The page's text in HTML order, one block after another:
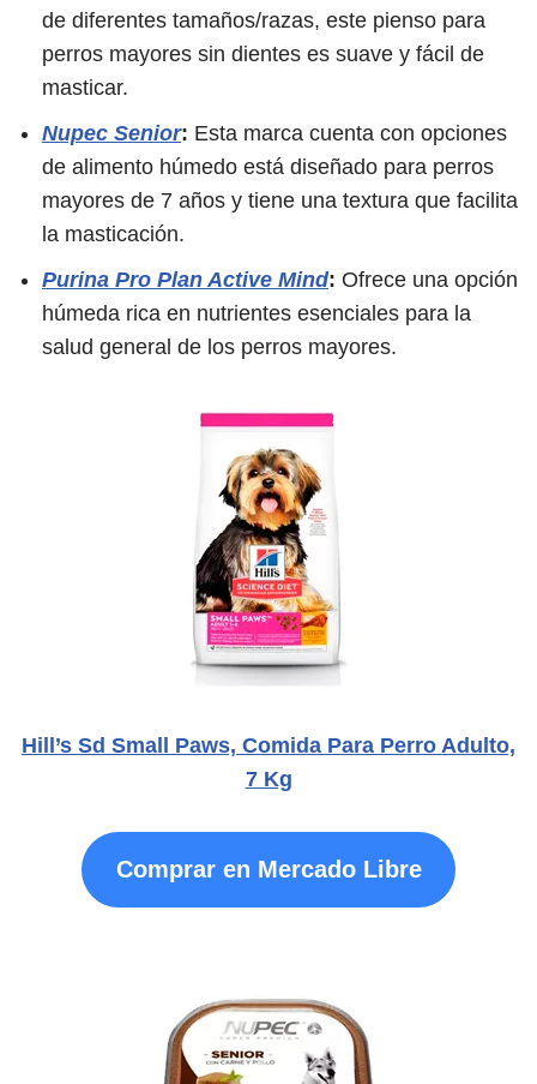
de diferentes tamaños/razas, este pienso para
perros mayores sin dientes es suave y fácil de
masticar.
Nupec Senior: Esta marca cuenta con opciones
de alimento húmedo está diseñado para perros
mayores de 7 años y tiene una textura que facilita
la masticación.
Purina Pro Plan Active Mind: Ofrece una opción
húmeda rica en nutrientes esenciales para la
salud general de los perros mayores.
Hill’s Sd Small Paws, Comida Para Perro Adulto,
7 Kg
Comprar en Mercado Libre